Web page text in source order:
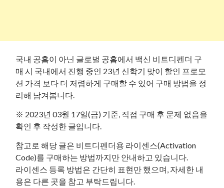
국내 공홈이 아닌 글로벌 공홈에서 백신 비트디펜더 구
매 시 국내에서 진행 중인 23년 신학기 맞이 할인 프로모
션 가격 보다 더 저렴하게 구매할 수 있어 구매 방법을 정
리해 남겨봅니다.
※ 2023년 03월 17일(금) 기준, 직접 구매 후 문제 없음을
확인 후 작성한 글입니다.
참고로 해당 글은 비트디펜더용 라이센스(Activation
Code)를 구매하는 방법까지만 안내하고 있습니다.
라이센스 등록 방법은 간단히 표현만 했으며, 자세한 내
용은 다른 곳을 참고 부탁드립니다.